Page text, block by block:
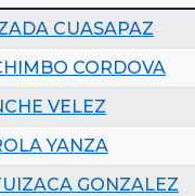
CUASAPAZ
CORDOVA
VELEZ
YANZA
GONZALEZ